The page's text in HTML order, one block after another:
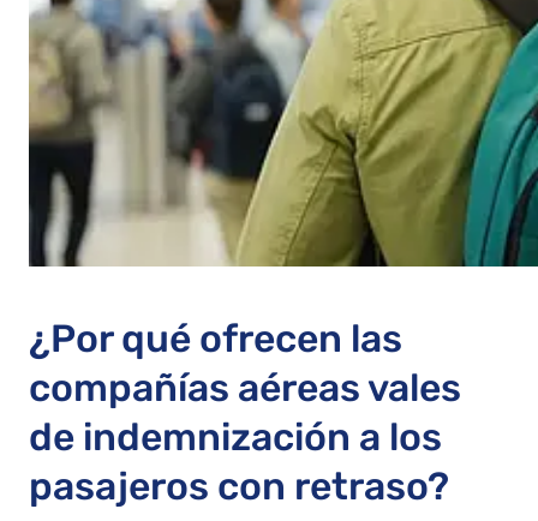
¿Por qué ofrecen las
compañías aéreas vales
de indemnización a los
pasajeros con retraso?